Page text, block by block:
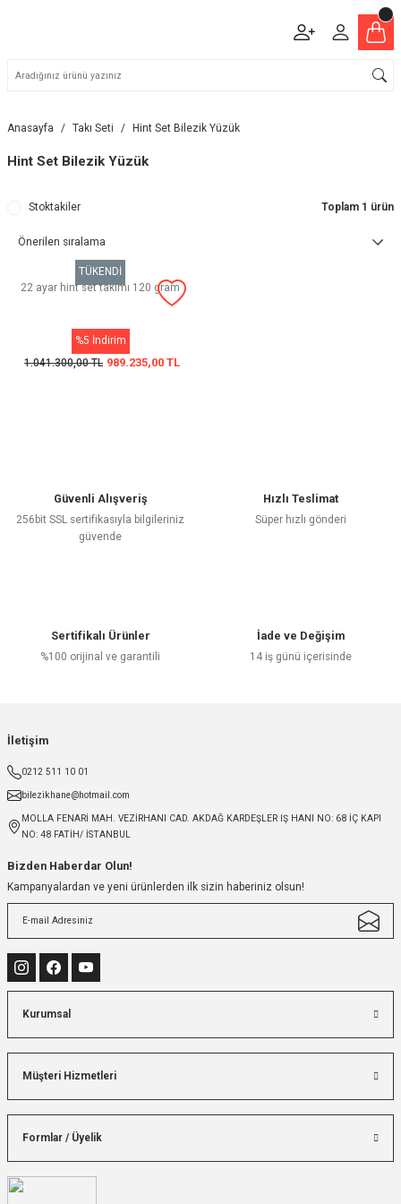
Anasayfa Takı Seti Hint Set Bilezik Yüzük
Hint Set Bilezik Yüzük
Stoktakiler Toplam 1 ürün
TÜKENDİ
22 ayar hint set takımı 120 gram
%5 İndirim
1.041.300,00 TL 989.235,00 TL
Güvenli Alışveriş
256bit SSL sertifikasıyla bilgileriniz
güvende
Hızlı Teslimat
Süper hızlı gönderi
Sertifikalı Ürünler
%100 orijinal ve garantili
İade ve Değişim
14 iş günü içerisinde
İletişim
0212 511 10 01
bilezikhane@hotmail.com
MOLLA FENARİ MAH. VEZİRHANI CAD. AKDAĞ KARDEŞLER IŞ HANI NO: 68 İÇ KAPI
NO: 48 FATİH/ İSTANBUL
Bizden Haberdar Olun!
Kampanyalardan ve yeni ürünlerden ilk sizin haberiniz olsun!
Kurumsal
Müşteri Hizmetleri
Formlar / Üyelik